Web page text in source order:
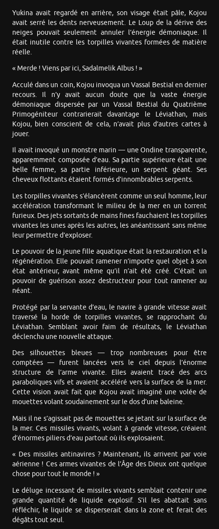
Yukina avait regardé en arrière, son visage était pâle, Kojou
avait serré les dents nerveusement. Le Loup de la dérive des
neiges pouvait seulement annuler l’énergie démoniaque. Il
était inutile contre les torpilles vivantes formées de matière
réelle.
« Merde ! Viens par ici, Sadalmelik Albus ! »
Acculé dans un coin, Kojou invoqua un Vassal Bestial en dernier
recours. Il n’y avait aucun doute que la vaste énergie
démoniaque dispersée par un Vassal Bestial du Quatrième
Primogéniteur contrarierait davantage le Léviathan, mais
Kojou, bien conscient de cela, n’avait plus d’autres cartes à
jouer.
Il avait invoqué un monstre marin — une Ondine transparente,
apparemment composée d’eau. Sa partie supérieure était une
belle femme, sa partie inférieure, un serpent géant. Ses
cheveux flottants étaient formés d’innombrables serpents.
Les torpilles vivantes s’élancèrent comme un seul homme, leur
accélération transformant le milieu de la mer en un torrent
furieux. Des jets sortants de mains fines fauchaient les torpilles
vivantes les unes après les autres, les anéantissant sans même
leur permettre d’exploser.
Le pouvoir de la jeune fille aquatique était la restauration et la
régénération. Elle pouvait ramener n’importe quel objet à son
état antérieur, avant même qu’il n’ait été créé. C’était un
pouvoir de guérison assez destructeur pour tout ramener au
néant.
Protégé par la servante d’eau, le navire à grande vitesse avait
traversé la horde de torpilles vivantes, se rapprochant du
Léviathan. Semblant avoir faim de résultats, le Léviathan
déclencha une nouvelle attaque.
Des silhouettes bleues — trop nombreuses pour être
comptées — furent lancées vers le ciel depuis l’énorme
structure de l’arme vivante. Elles avaient tracé des arcs
paraboliques vifs et avaient accéléré vers la surface de la mer.
Cette vision avait fait que Kojou avait imaginé une volée de
mouettes volant soudainement sur le dos d’une baleine.
Mais il ne s’agissait pas de mouettes se jetant sur la surface de
la mer. Ces missiles vivants, volant à grande vitesse, créaient
d’énormes piliers d’eau partout où ils explosaient.
« Des missiles antinavires ? Maintenant, ils arrivent par voie
aérienne ! Ces armes vivantes de l’Âge des Dieux ont quelque
chose pour tout le monde ! »
Le déluge incessant de missiles vivants semblait contenir une
grande quantité de liquide explosif. S’il les abattait sans
réfléchir, le liquide se disperserait dans la zone et ferait des
dégâts tout seul.